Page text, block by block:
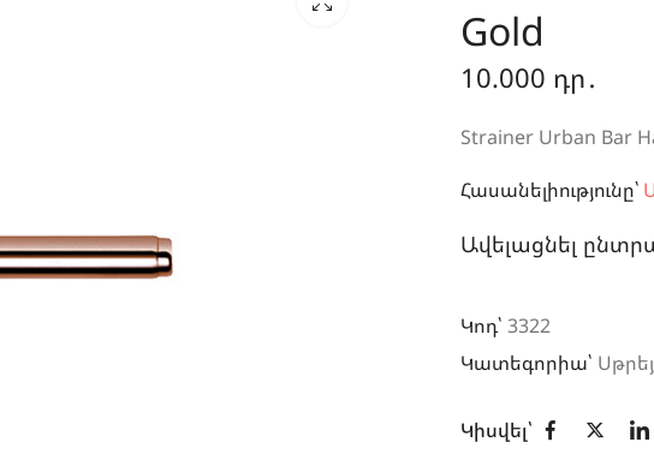
Gold
10.000 դր․
Strainer Urban Bar
Հասանելիությունը՝
Ավելացնել
Կոդ՝ 3322
Կատեգորիա՝
Կիսվել՝